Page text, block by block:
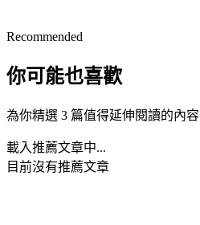
Recommended
你可能也喜歡
為你精選 3 篇值得延伸閱讀的內容
載入推薦文章中...
目前沒有推薦文章